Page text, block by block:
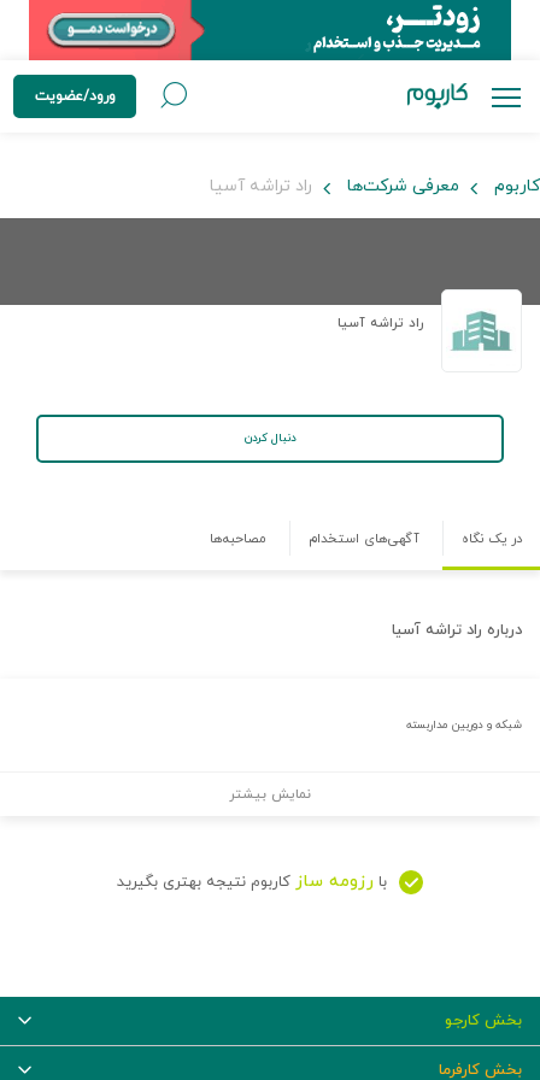
ورود/عضویت
کاربوم معرفی شرکت‌ها راد تراشه آسیا
راد تراشه آسیا
دنبال کردن
در یک نگاه آگهی‌های استخدام مصاحبه‌ها
درباره راد تراشه آسیا
شبکه و دوربین مداربسته
نمایش بیشتر
با رزومه ساز کاربوم نتیجه بهتری بگیرید
بخش کارجو
بخش کارفرما